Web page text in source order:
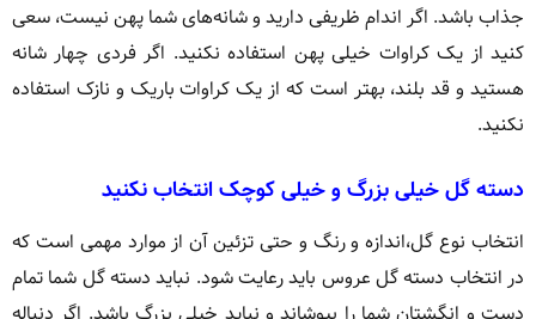
جذاب باشد. اگر اندام ظریفی دارید و شانه‌های شما پهن نیست، سعی
کنید از یک کراوات خیلی پهن استفاده نکنید. اگر فردی چهار شانه
هستید و قد بلند، بهتر است که از یک کراوات باریک و نازک استفاده
نکنید.
دسته گل خیلی بزرگ و خیلی کوچک انتخاب نکنید
انتخاب نوع گل،اندازه و رنگ و حتی تزئین آن از موارد مهمی است که
در انتخاب دسته گل عروس باید رعایت شود. نباید دسته گل شما تمام